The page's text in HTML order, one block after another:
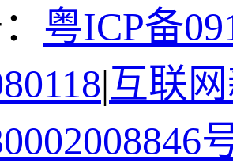
粤ICP备
|互联